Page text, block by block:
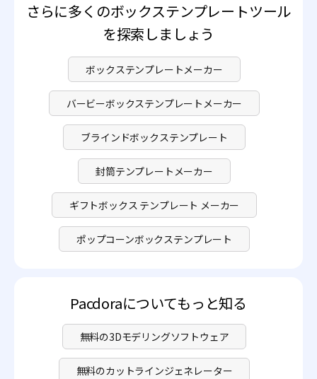
さらに多くのボックステンプレートツール
を探索しましょう
ボックステンプレートメーカー
バービーボックステンプレートメーカー
ブラインドボックステンプレート
封筒テンプレートメーカー
ギフトボックス テンプレート メーカー
ポップコーンボックステンプレート
Pacdoraについてもっと知る
無料の3Dモデリングソフトウェア
無料のカットラインジェネレーター